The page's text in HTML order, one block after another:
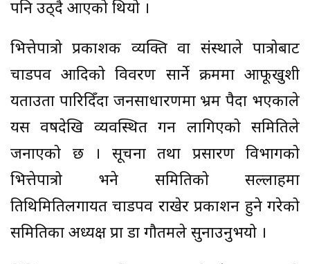
पनि उठ्दै आएको थियो ।
भित्तेपात्रो प्रकाशक व्यक्ति वा संस्थाले पात्रोबाट
चाडपर्व आदिको विवरण सार्ने क्रममा आफूखुशी
यताउता पारिदिँदा जनसाधारणमा भ्रम पैदा भएकाले
यस वर्षदेखि व्यवस्थित गर्न लागिएको समितिले
जनाएको छ । सूचना तथा प्रसारण विभागको
भित्तेपात्रो भने समितिको सल्लाहमा
तिथिमितिलगायत चाडपर्व राखेर प्रकाशन हुने गरेको
समितिका अध्यक्ष प्रा डा गौतमले सुनाउनुभयो ।